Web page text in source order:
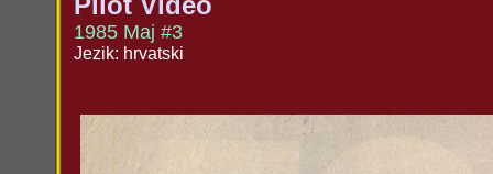
1985 Maj #3
Jezik: hrvatski